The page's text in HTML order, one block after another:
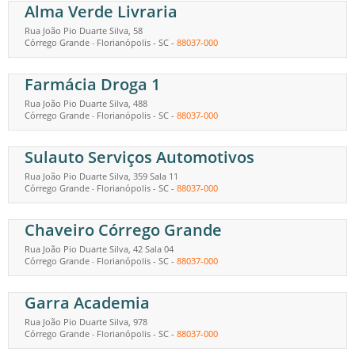
Alma Verde Livraria
Rua João Pio Duarte Silva, 58
Córrego Grande - Florianópolis - SC - 88037-000
Farmácia Droga 1
Rua João Pio Duarte Silva, 488
Córrego Grande - Florianópolis - SC - 88037-000
Sulauto Serviços Automotivos
Rua João Pio Duarte Silva, 359 Sala 11
Córrego Grande - Florianópolis - SC - 88037-000
Chaveiro Córrego Grande
Rua João Pio Duarte Silva, 42 Sala 04
Córrego Grande - Florianópolis - SC - 88037-000
Garra Academia
Rua João Pio Duarte Silva, 978
Córrego Grande - Florianópolis - SC - 88037-000